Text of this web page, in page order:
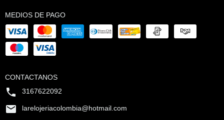
MEDIOS DE PAGO
CONTACTANOS
3167622092
larelojeriacolombia@hotmail.com